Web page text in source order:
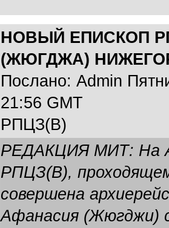
НОВЫЙ ЕПИСКОП
(ЖЮГДЖА)
Послано: Admin
21:56 GMT
РПЦЗ(В)
РЕДАКЦИЯ МИТ: На
РПЦЗ(В),
совершена
Афанасия (Жюгджи)